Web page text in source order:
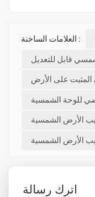
العلامات الساخنة :
قابل للتعديل
المثبت على الأرض
للوحة الشمسية
الأرض الشمسية
الأرض الشمسية
اترك رسالة